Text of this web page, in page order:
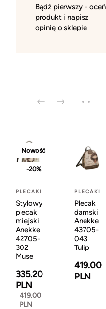
Bądź pierwszy - oceń
produkt i napisz
opinię o sklepie
Nowość
-20%
PLECAKI
Stylowy
plecak
miejski
Anekke
42705-
302
Muse
335.20
PLN
419.00
PLN
PLECAKI
Plecak
damski
Anekke
43705-
043
Tulip
419.00
PLN